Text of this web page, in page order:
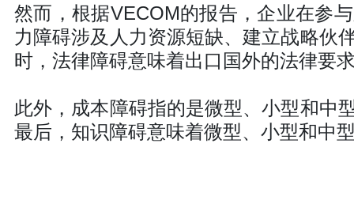
然而，根据VECOM的报告，企业在参
力障碍涉及人力资源短缺、建立战略伙
时，法律障碍意味着出口国外的法律要
此外，成本障碍指的是微型、小型和中
最后，知识障碍意味着微型、小型和中